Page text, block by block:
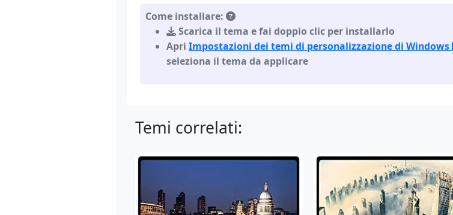
Come installare:
Scarica il tema e fai doppio clic per installarlo
ApriImpostazioni dei temi di personalizzazione di Windows
seleziona il tema da applicare
Temi correlati: